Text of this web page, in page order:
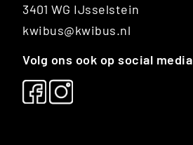
3401 WG IJsselstein
kwibus@kwibus.nl
Volg ons ook op social media